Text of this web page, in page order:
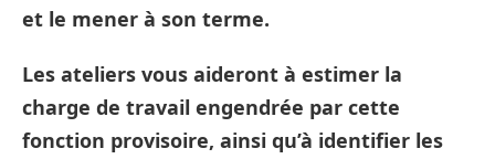
et le mener à son terme.
Les ateliers vous aideront à estimer la
charge de travail engendrée par cette
fonction provisoire, ainsi qu’à identifier les